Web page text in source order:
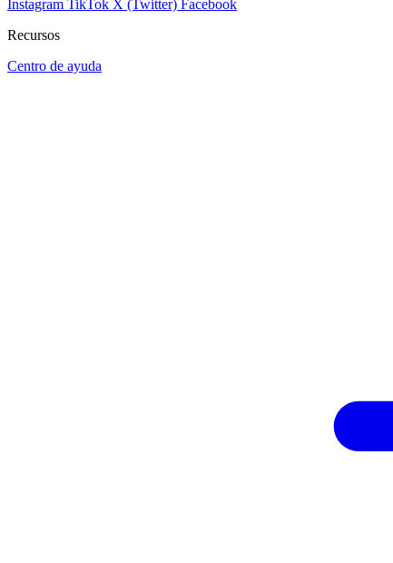
Instagram TikTok X (Twitter) Facebook
Recursos
Centro de ayuda